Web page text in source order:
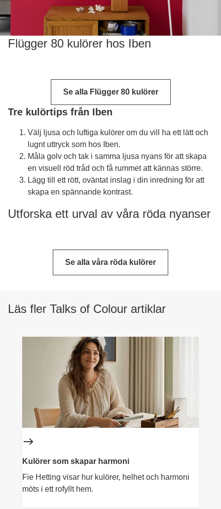
Flügger 80 kulörer hos Iben
Se alla Flügger 80 kulörer
Tre kulörtips från Iben
Välj ljusa och luftiga kulörer om du vill ha ett lätt och
lugnt uttryck som hos Iben.
Måla golv och tak i samma ljusa nyans för att skapa
en visuell röd tråd och få rummet att kännas större.
Lägg till ett rött, oväntat inslag i din inredning för att
skapa en spännande kontrast.
Utforska ett urval av våra röda nyanser
Se alla våra röda kulörer
Läs fler Talks of Colour artiklar
Kulörer som skapar harmoni
Fie Hetting visar hur kulörer, helhet och harmoni
möts i ett rofyllt hem.